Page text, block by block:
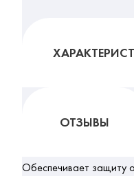
ОТЗЫВЫ
Обеспечивает защиту